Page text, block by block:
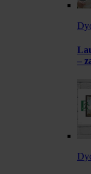
–